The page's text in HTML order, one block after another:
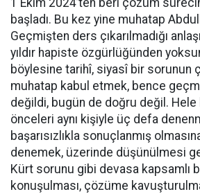
başladı. Bu kez yine muhatap
Geçmişten ders çıkarılmadığı
yıldır hapiste özgürlüğünden
böylesine tarihî, siyasî bir sorunun
muhatap kabul etmek, bence
değildi, bugün de doğru değil. Hele
önceleri aynı kişiyle üç defa
başarısızlıkla sonuçlanmış
denemek, üzerinde düşünülmesi
Kürt sorunu gibi devasa kapsamlı
konuşulması, çözüme